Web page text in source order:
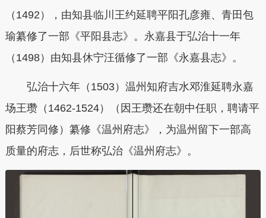
（1492），由知县临川王约延聘平阳孔彦雍、青田包
瑜纂修了一部《平阳县志》。永嘉县于弘治十一年
（1498）由知县休宁汪循修了一部《永嘉县志》。
弘治十六年（1503）温州知府吉水邓淮延聘永嘉
场王瓒（1462-1524）
（因王瓒还在朝中任职，聘请平
阳蔡芳同修） 纂修《温州府志》，为温州留下一部高
质量的府志，后世称弘治《温州府志》。